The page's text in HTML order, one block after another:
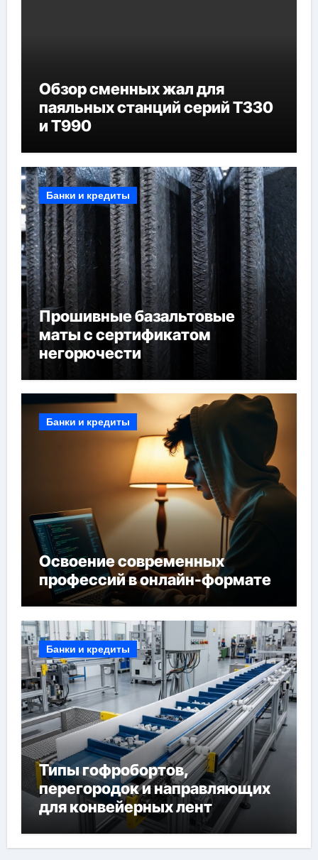
Обзор сменных жал для
паяльных станций серий T330
и T990
Банки и кредиты
Прошивные базальтовые
маты с сертификатом
негорючести
Банки и кредиты
Освоение современных
профессий в онлайн-формате
Банки и кредиты
Типы гофробортов,
перегородок и направляющих
для конвейерных лент